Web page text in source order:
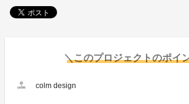
＼このプロジェクトのポイ
colm design